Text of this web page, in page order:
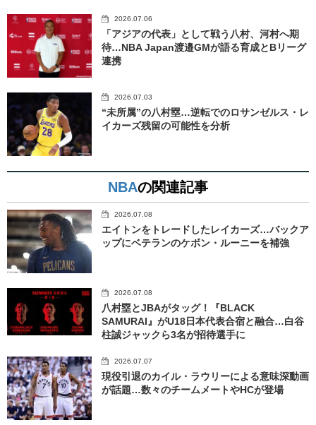
2026.07.06
「アジアの代表」として戦う八村、河村へ期
待…NBA Japan渡邉GMが語る育成とBリーグ
連携
2026.07.03
“未所属”の八村塁…逆転でのロサンゼルス・レ
イカーズ残留の可能性を分析
NBAの関連記事
2026.07.08
エイトンをトレードしたレイカーズ…バックア
ップにベテランのケボン・ルーニーを補強
2026.07.08
八村塁とJBAがタッグ！『BLACK
SAMURAI』がU18日本代表合宿と融合…白谷
柱誠ジャックら3名が招待選手に
2026.07.07
現役引退のカイル・ラウリーによる意味深動画
が話題…数々のチームメートやHCが登場